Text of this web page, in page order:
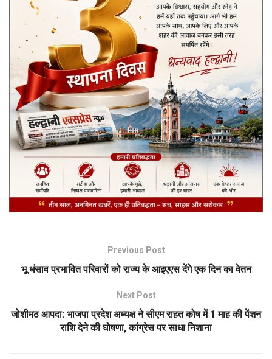
Previous Post
भू धंसाव प्रभावित परिवारों को राज्य के आइएएस देंगे एक दिन का वेतन
Next Post
जोशीमठ आपदा: भाजपा प्रदेश अध्यक्ष ने सीएम राहत कोष में 1 माह की पेंशन
राशि देने की घोषणा, कांग्रेस पर साधा निशाना